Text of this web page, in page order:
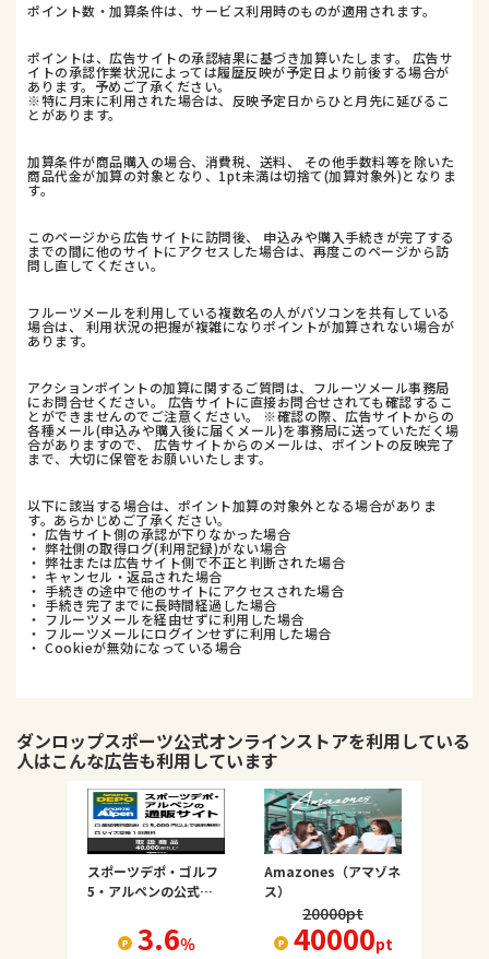
ポイント数・加算条件は、サービス利用時のものが適用されます。
ポイントは、広告サイトの承認結果に基づき加算いたします。 広告サ
イトの承認作業状況によっては履歴反映が予定日より前後する場合が
あります。予めご了承ください。
※特に月末に利用された場合は、反映予定日からひと月先に延びるこ
とがあります。
加算条件が商品購入の場合、消費税、送料、 その他手数料等を除いた
商品代金が加算の対象となり、1pt未満は切捨て(加算対象外)となりま
す。
このページから広告サイトに訪問後、 申込みや購入手続きが完了する
までの間に他のサイトにアクセスした場合は、再度このページから訪
問し直してください。
フルーツメールを利用している複数名の人がパソコンを共有している
場合は、 利用状況の把握が複雑になりポイントが加算されない場合が
あります。
アクションポイントの加算に関するご質問は、フルーツメール事務局
にお問合せください。 広告サイトに直接お問合せされても確認するこ
とができませんのでご注意ください。 ※確認の際、広告サイトからの
各種メール(申込みや購入後に届くメール)を事務局に送っていただく場
合がありますので、 広告サイトからのメールは、ポイントの反映完了
まで、大切に保管をお願いいたします。
以下に該当する場合は、ポイント加算の対象外となる場合がありま
す。あらかじめご了承ください。
・ 広告サイト側の承認が下りなかった場合
・ 弊社側の取得ログ(利用記録)がない場合
・ 弊社または広告サイト側で不正と判断された場合
・ キャンセル・返品された場合
・ 手続きの途中で他のサイトにアクセスされた場合
・ 手続き完了までに長時間経過した場合
・ フルーツメールを経由せずに利用した場合
・ フルーツメールにログインせずに利用した場合
・ Cookieが無効になっている場合
ダンロップスポーツ公式オンラインストアを利用している
人はこんな広告も利用しています
スポーツデポ・ゴルフ
5・アルペンの公式オ
3.6％
Amazones（アマゾネ
ス）
20000pt
40000pt